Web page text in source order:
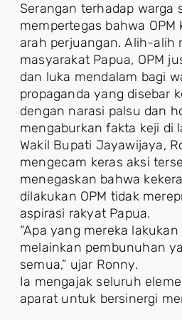
Serangan terhadap warga
mempertegas bahwa OPM
arah perjuangan. Alih-alih
masyarakat Papua, OPM
dan luka mendalam bagi
propaganda yang disebar
dengan narasi palsu dan
mengaburkan fakta keji di
Wakil Bupati Jayawijaya,
mengecam keras aksi
menegaskan bahwa
dilakukan OPM tidak
aspirasi rakyat Papua.
“Apa yang mereka
melainkan pembunuhan
semua,” ujar Ronny.
Ia mengajak seluruh
aparat untuk bersinergi